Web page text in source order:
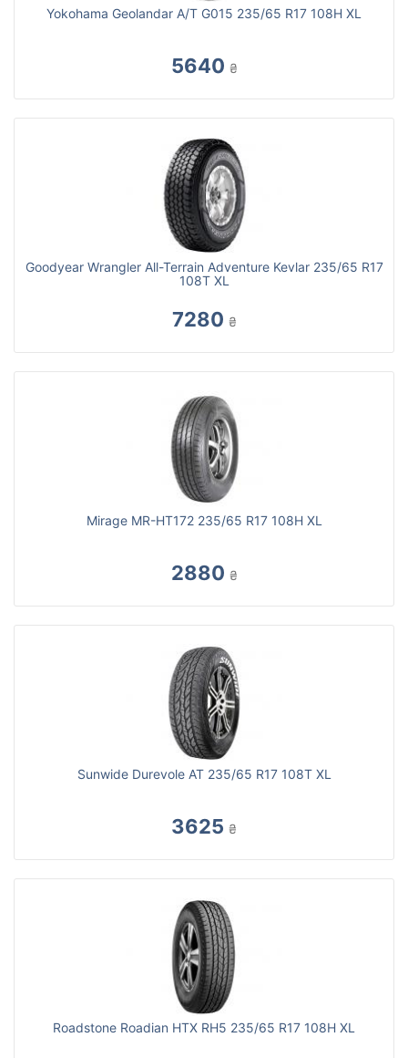
Yokohama Geolandar A/T G015 235/65 R17 108H XL
5640 ₴
Goodyear Wrangler All-Terrain Adventure Kevlar 235/65 R17
108T XL
7280 ₴
Mirage MR-HT172 235/65 R17 108H XL
2880 ₴
Sunwide Durevole AT 235/65 R17 108T XL
3625 ₴
Roadstone Roadian HTX RH5 235/65 R17 108H XL